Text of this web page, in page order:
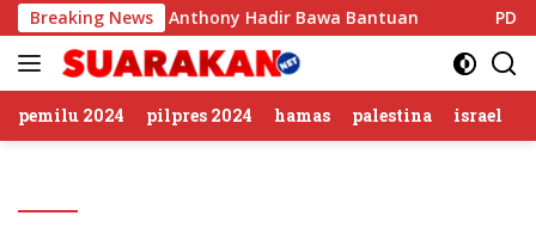
Langsung
ke
konten
Breaking News
Ricky Anthony Hadir Bawa Bantuan PDIP
pemilu 2024 pilpres 2024 hamas palestina israel